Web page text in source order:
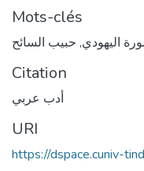
Mots-clés
اليهودي, حبيب السائح
Citation
أدب عربي
URI
https://dspace.cuniv-